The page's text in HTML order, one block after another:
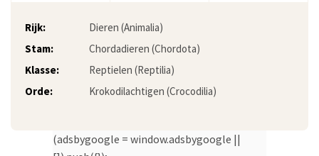
Rijk:
Dieren (Animalia)
Stam:
Chordadieren (Chordota)
Klasse:
Reptielen (Reptilia)
Orde:
Krokodilachtigen (Crocodilia)
(adsbygoogle = window.adsbygoogle ||